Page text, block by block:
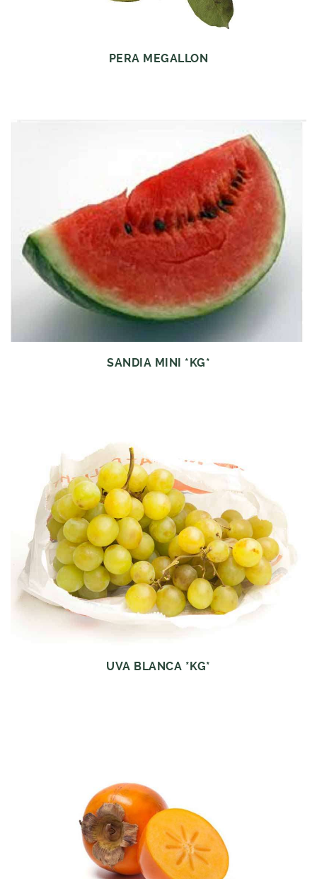
PERA MEGALLON
SANDIA MINI *KG*
UVA BLANCA *KG*